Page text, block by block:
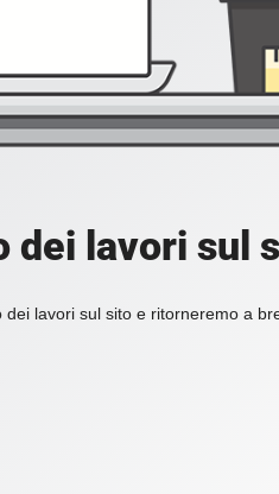
dei lavori sul
lavori sul sito e ritorneremo a